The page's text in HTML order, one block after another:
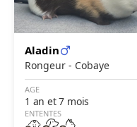
Aladin
Rongeur - Cobaye
AGE
1 an et 7 mois
ENTENTES